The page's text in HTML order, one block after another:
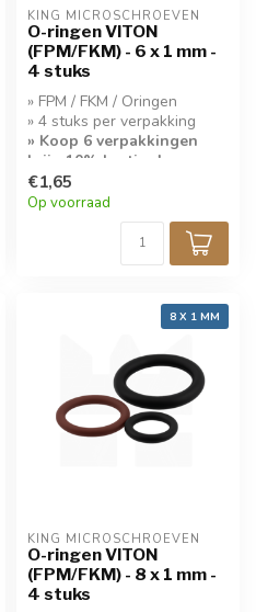
KING MICROSCHROEVEN
O-ringen VITON
(FPM/FKM) - 6 x 1 mm -
4 stuks
» FPM / FKM / Oringen
» 4 stuks per verpakking
» Koop 6 verpakkingen
krijg 10% korting!
€1,65
Op voorraad
8 X 1 MM
KING MICROSCHROEVEN
O-ringen VITON
(FPM/FKM) - 8 x 1 mm -
4 stuks